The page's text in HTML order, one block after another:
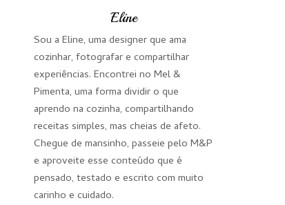
Eline
Sou a Eline, uma designer que ama
cozinhar, fotografar e compartilhar
experiências. Encontrei no Mel &
Pimenta, uma forma dividir o que
aprendo na cozinha, compartilhando
receitas simples, mas cheias de afeto.
Chegue de mansinho, passeie pelo M&P
e aproveite esse conteúdo que é
pensado, testado e escrito com muito
carinho e cuidado.